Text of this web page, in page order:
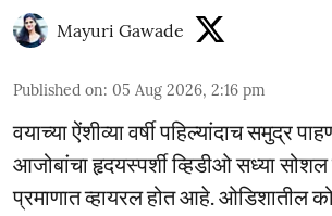
Mayuri Gawade
Published on: 05 Aug 2026, 2:16 pm
वयाच्या ऐंशीव्या वर्षी पहिल्यांदाच समुद्र
आजोबांचा हृदयस्पर्शी व्हिडीओ सध्या सोशल
प्रमाणात व्हायरल होत आहे. ओडिशातील